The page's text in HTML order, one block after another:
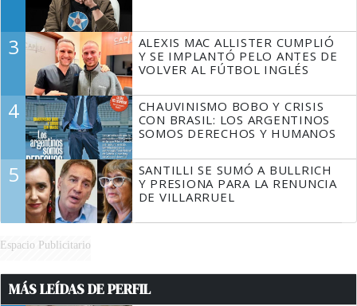
3
ALEXIS MAC ALLISTER CUMPLIÓ
Y SE IMPLANTÓ PELO ANTES DE
VOLVER AL FÚTBOL INGLÉS
4
CHAUVINISMO BOBO Y CRISIS
CON BRASIL: LOS ARGENTINOS
SOMOS DERECHOS Y HUMANOS
5
SANTILLI SE SUMÓ A BULLRICH
Y PRESIONA PARA LA RENUNCIA
DE VILLARRUEL
Espacio Publicitario
MÁS LEÍDAS DE PERFIL